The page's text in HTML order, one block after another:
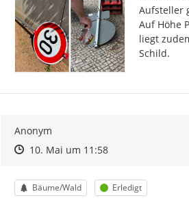
Aufsteller
Auf Höhe
liegt
Schild.
Anonym
Zeitpunkt des Erstellens
Zeitpunkt des Erstellens
10. Mai um 11:58Zur Äußerung
Kategorie
Bäume/Wald Status
Erledigt